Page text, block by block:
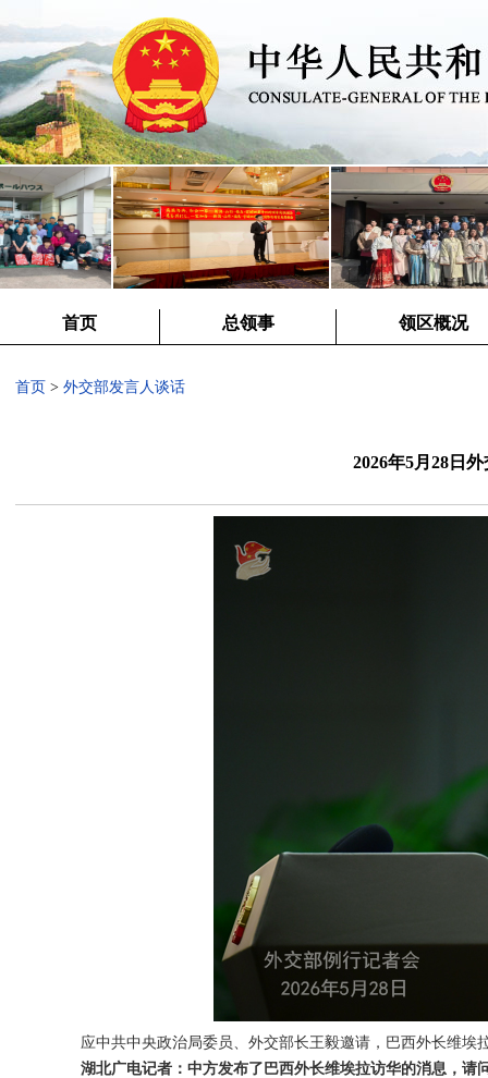
首页 总领事 领区概况
首页 > 外交部发言人谈话
2026年5月28日
应中共中央政治局委员、外交部长王毅邀请，巴西外长维埃
湖北广电记者：中方发布了巴西外长维埃拉访华的消息，